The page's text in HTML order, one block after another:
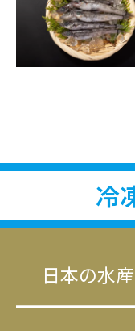
冷
日本の水